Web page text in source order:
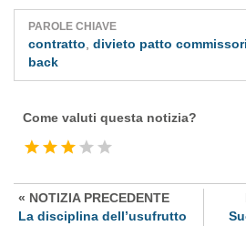
PAROLE CHIAVE
contratto divieto patto
back
Come valuti questa notizia?
« NOTIZIA PRECEDENTE
La disciplina dell’usufrutto